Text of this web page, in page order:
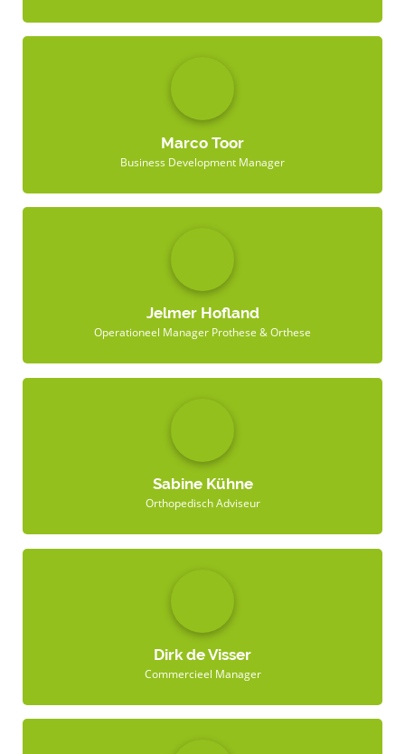
Marco Toor
Business Development Manager
Jelmer Hofland
Operationeel Manager Prothese & Orthese
Sabine Kühne
Orthopedisch Adviseur
Dirk de Visser
Commercieel Manager